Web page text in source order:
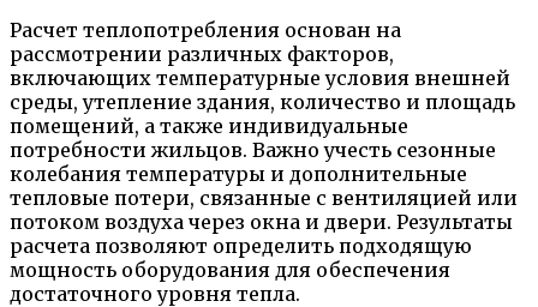
Расчет теплопотребления основан на
рассмотрении различных факторов,
включающих температурные условия внешней
среды, утепление здания, количество и площадь
помещений, а также индивидуальные
потребности жильцов. Важно учесть сезонные
колебания температуры и дополнительные
тепловые потери, связанные с вентиляцией или
потоком воздуха через окна и двери. Результаты
расчета позволяют определить подходящую
мощность оборудования для обеспечения
достаточного уровня тепла.